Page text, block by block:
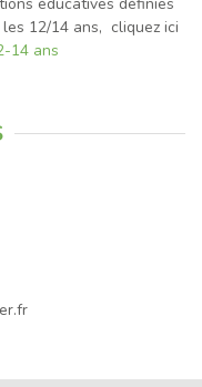
éducatives définies
12/14 ans, cliquez ici
14 ans